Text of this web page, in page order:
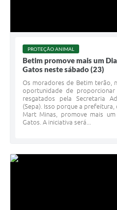
PROTEÇÃO ANIMAL
Betim promove mais um
Gatos neste sábado (23)
Os moradores de Betim terão,
oportunidade de
resgatados pela Secretaria
(Sepa). Isso porque a
Mart Minas, promove mais
Gatos. A iniciativa será...